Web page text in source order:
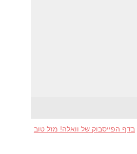
בדף הפייסבוק של וואלה! מזל טוב